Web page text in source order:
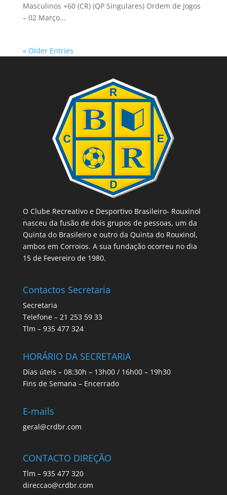
Masculinos +60 (CR) (QP Singulares) Ordem de Jogos
– 02 Março...
« Older Entries
O Clube Recreativo e Desportivo Brasileiro- Rouxinol
nasceu da fusão de dois grupos de pessoas, um da
Quinta do Brasileiro e outro da Quinta do Rouxinol,
ambos em Corroios. A sua fundação ocorreu no dia
15 de Fevereiro de 1980.
Contactos Secretaria
Secretaria
Telefone – 21 253 59 33
Tlm – 935 477 324
HORÁRIO DA SECRETARIA
Dias úteis – 08:30h – 13h00 / 16h00 – 19h30
Fins de Semana – Encerrado
E-mails
geral@crdbr.com
CONTACTO DIREÇÃO
Tlm – 935 477 320
direccao@crdbr.com